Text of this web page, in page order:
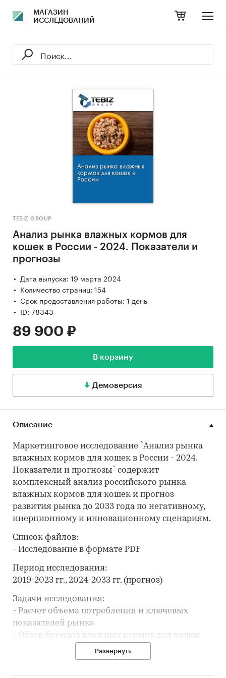
МАГАЗИН
ИССЛЕДОВАНИЙ
TEBIZ GROUP
Анализ рынка влажных кормов для
кошек в России - 2024. Показатели и
прогнозы
Дата выпуска: 19 марта 2024
Количество страниц: 154
Срок предоставления работы: 1 день
ID: 78343
89 900 ₽
В корзину
Демоверсия
Описание
Маркетинговое исследование `Анализ рынка
влажных кормов для кошек в России - 2024.
Показатели и прогнозы` содержит
комплексный анализ российского рынка
влажных кормов для кошек и прогноз
развития рынка до 2033 года по негативному,
инерционному и инновационному сценариям.
Список файлов:
- Исследование в формате PDF
Период исследования:
2019-2023 гг., 2024-2033 гг. (прогноз)
Задачи исследования:
- Расчет объема потребления и ключевых
показателей рынка
- Обзор брендов влажных кормов для кошек
- Анализ производства влажных кормов для
Развернуть